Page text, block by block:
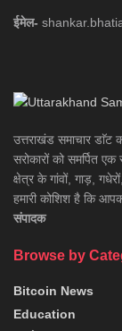
ईमेल-
उत्तराखंड समाचार डाॅट
सरोकारों को समर्पित
क्षेत्र के गांवों, गाड़,
हमारी कोशिश है कि
संपादक
Browse by
Bitcoin News
Education